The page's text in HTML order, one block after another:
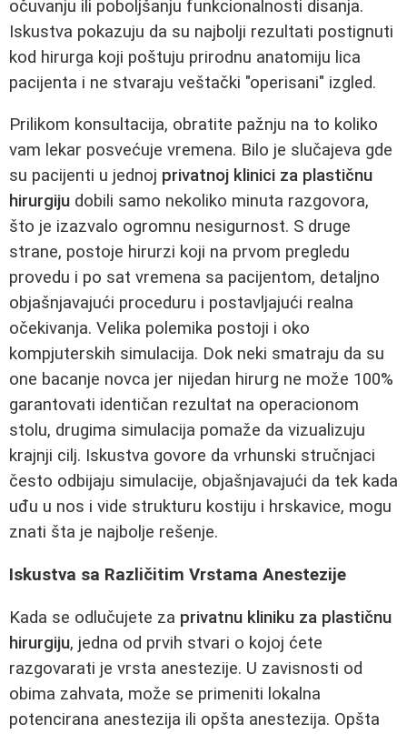
očuvanju ili poboljšanju funkcionalnosti disanja.
Iskustva pokazuju da su najbolji rezultati postignuti
kod hirurga koji poštuju prirodnu anatomiju lica
pacijenta i ne stvaraju veštački "operisani" izgled.
Prilikom konsultacija, obratite pažnju na to koliko
vam lekar posvećuje vremena. Bilo je slučajeva gde
su pacijenti u jednoj privatnoj klinici za plastičnu
hirurgiju dobili samo nekoliko minuta razgovora,
što je izazvalo ogromnu nesigurnost. S druge
strane, postoje hirurzi koji na prvom pregledu
provedu i po sat vremena sa pacijentom, detaljno
objašnjavajući proceduru i postavljajući realna
očekivanja. Velika polemika postoji i oko
kompjuterskih simulacija. Dok neki smatraju da su
one bacanje novca jer nijedan hirurg ne može 100%
garantovati identičan rezultat na operacionom
stolu, drugima simulacija pomaže da vizualizuju
krajnji cilj. Iskustva govore da vrhunski stručnjaci
često odbijaju simulacije, objašnjavajući da tek kada
uđu u nos i vide strukturu kostiju i hrskavice, mogu
znati šta je najbolje rešenje.
Iskustva sa Različitim Vrstama Anestezije
Kada se odlučujete za privatnu kliniku za plastičnu
hirurgiju, jedna od prvih stvari o kojoj ćete
razgovarati je vrsta anestezije. U zavisnosti od
obima zahvata, može se primeniti lokalna
potencirana anestezija ili opšta anestezija. Opšta